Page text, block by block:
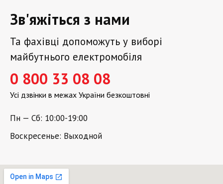
Зв'яжіться з нами
Та фахівці допоможуть у виборі
майбутнього електромобіля
0 800 33 08 08
Усі дзвінки в межах України безкоштовні
Пн — Сб: 10:00-19:00
Воскресенье: Выходной